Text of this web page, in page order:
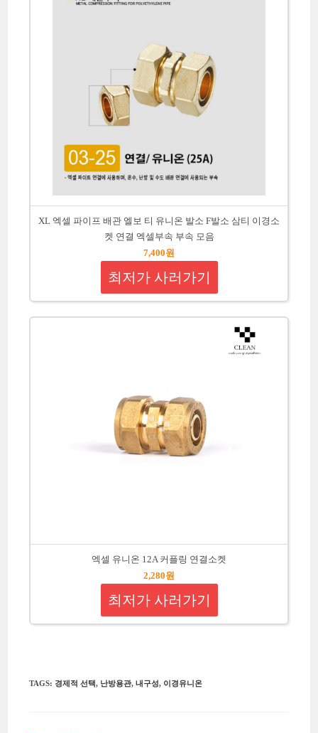
XL 엑셀 파이프 배관 엘보 티 유니온 발소 F발소 삼티 이경소
켓 연결 엑셀부속 부속 모음
7,400원
최저가 사러가기
엑셀 유니온 12A 커플링 연결소켓
2,280원
최저가 사러가기
TAGS: 경제적 선택, 난방용관, 내구성, 이경유니온